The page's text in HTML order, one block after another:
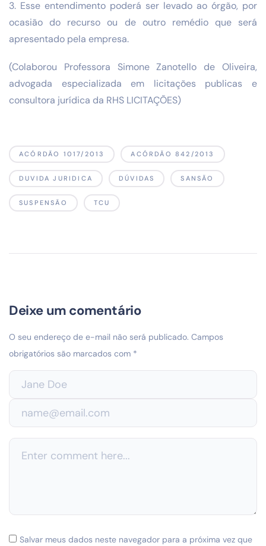
3. Esse entendimento poderá ser levado ao órgão, por
ocasião do recurso ou de outro remédio que será
apresentado pela empresa.
(Colaborou Professora Simone Zanotello de Oliveira,
advogada especializada em licitações publicas e
consultora jurídica da RHS LICITAÇÕES)
ACÓRDÃO 1017/2013 ACÓRDÃO 842/2013
DUVIDA JURIDICA DÚVIDAS SANSÃO
SUSPENSÃO TCU
Deixe um comentário
O seu endereço de e-mail não será publicado. Campos
obrigatórios são marcados com *
Salvar meus dados neste navegador para a próxima vez que